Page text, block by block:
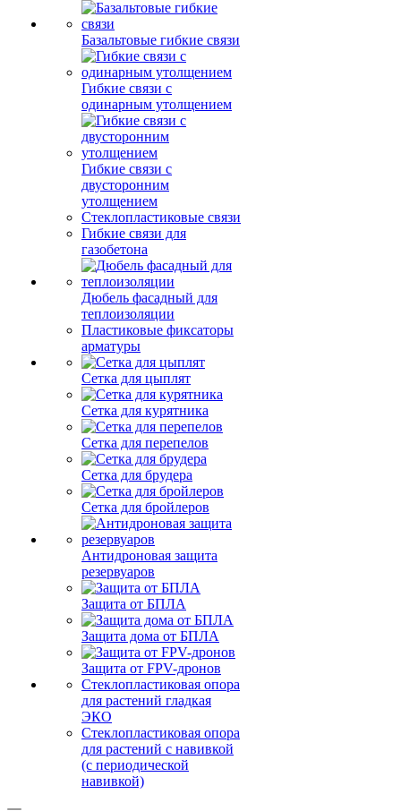
Базальтовые гибкие связи
Гибкие связи с
одинарным утолщением
Гибкие связи с
двусторонним
утолщением
Стеклопластиковые связи
Гибкие связи для
газобетона
Дюбель фасадный для
теплоизоляции
Пластиковые фиксаторы
арматуры
Сетка для цыплят
Сетка для курятника
Сетка для перепелов
Сетка для брудера
Сетка для бройлеров
Антидроновая защита
резервуаров
Защита от БПЛА
Защита дома от БПЛА
Защита от FPV-дронов
Стеклопластиковая опора
для растений гладкая
ЭКО
Стеклопластиковая опора
для растений с навивкой
(с периодической
навивкой)